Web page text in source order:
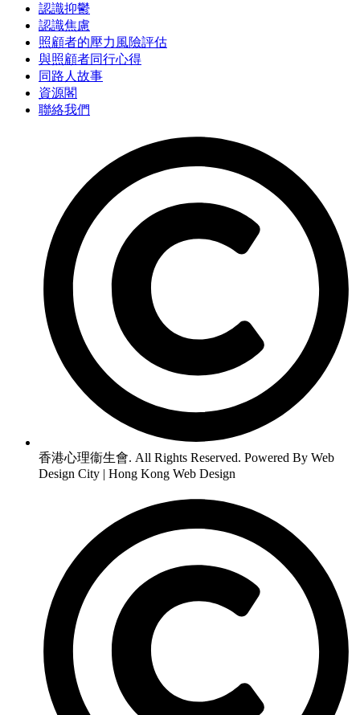
認識抑鬱
認識焦慮
照顧者的壓力風險評估
與照顧者同行心得
同路人故事
資源閣
聯絡我們
香港心理衞生會. All Rights Reserved. Powered By Web
Design City | Hong Kong Web Design